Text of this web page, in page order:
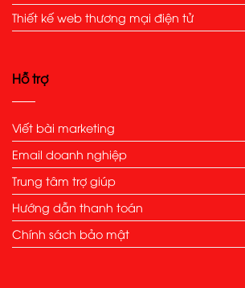
Thiết kế web thương mại điện tử
Hỗ trợ
Viết bài marketing
Email doanh nghiệp
Trung tâm trợ giúp
Hướng dẫn thanh toán
Chính sách bảo mật